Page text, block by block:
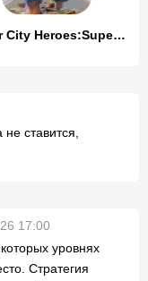
Super City Heroes:Super Battle
ставится,
17:00
уровнях
Стратегия